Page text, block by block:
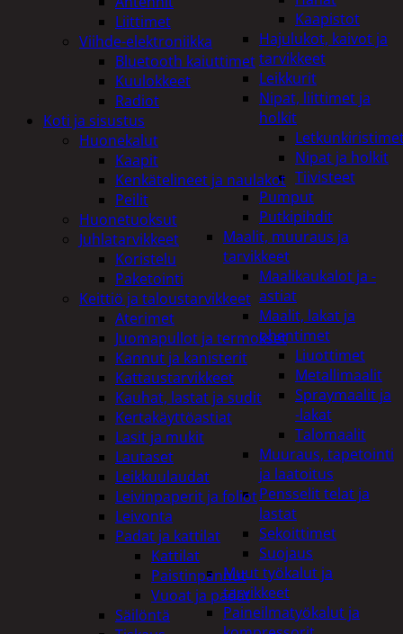
Kaapistot
Hajulukot, kaivot ja
tarvikkeet
Leikkurit
Nipat, liittimet ja
holkit
Nipat ja holkit
Tiivisteet
Pumput
Putkipihdit
Maalit, muuraus ja
tarvikkeet
Maalikaukalot ja -
astiat
Maalit, lakat ja
ohentimet
Liuottimet
Metallimaalit
Spraymaalit ja
-lakat
Talomaalit
Muuraus, tapetointi
ja laatoitus
Pensselit telat ja
lastat
Sekoittimet
Suojaus
Muut työkalut ja
tarvikkeet
Paineilmatyökalut ja
Liittimet
Viihde-elektroniikka
Bluetooth kaiuttimet
Kuulokkeet
Radiot
Koti ja sisustus
Huonekalut
Kaapit
Kenkätelineet ja naulakot
Peilit
Huonetuoksut
Juhlatarvikkeet
Koristelu
Paketointi
Keittiö ja taloustarvikkeet
Aterimet
Juomapullot ja termokset
Kannut ja kanisterit
Kattaustarvikkeet
Kauhat, lastat ja sudit
Kertakäyttöastiat
Lasit ja mukit
Lautaset
Leikkuulaudat
Leivinpaperit ja foliot
Leivonta
Padat ja kattilat
Kattilat
Paistinpannut
Vuoat ja padat
Säilöntä